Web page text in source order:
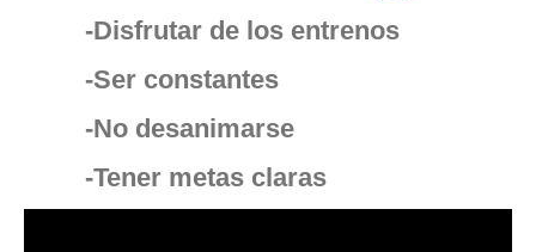
-Disfrutar de los entrenos
-Ser constantes
-No desanimarse
-Tener metas claras